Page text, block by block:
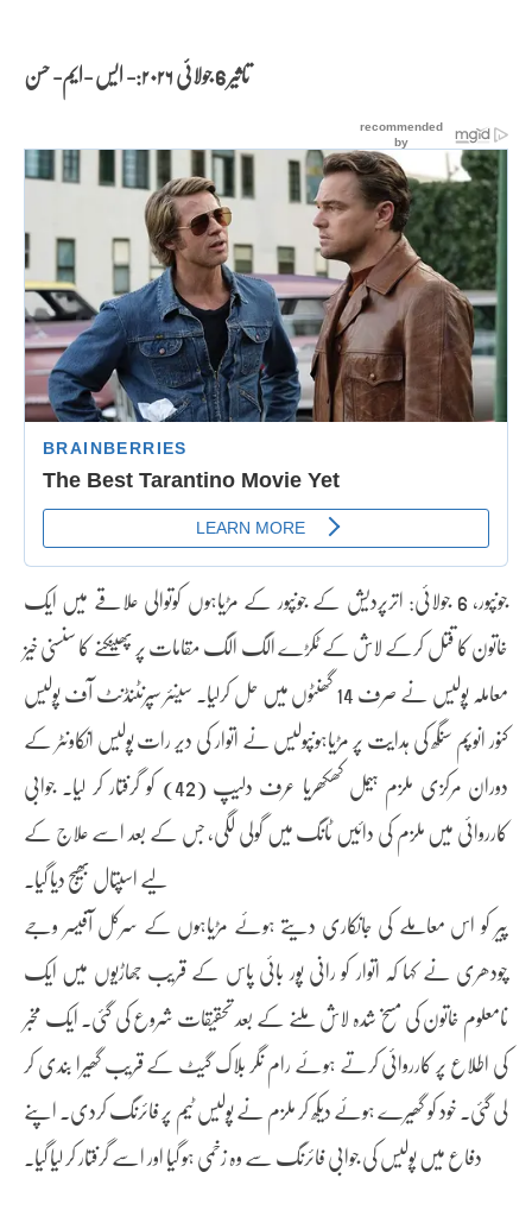
تاثیر 6 جولائی ۲۰۲۶:- ایس -ایم- حسن
جونپور، 6 جولائی: اترپردیش کے جونپور کے مڑیاہوں کوتوالی علاقے میں ایک
خاتون کا قتل کرکے لاش کے ٹکڑے الگ الگ مقامات پر پھینکنے کا سنسنی خیز
معاملہ پولیس نے صرف 14 گھنٹوں میں حل کرلیا۔ سینئر سپرنٹنڈنٹ آف پولیس
کنور انوپم سنگھ کی ہدایت پر مڑیاہوںپولیس نے اتوار کی دیر رات پولیس انکاونٹر کے
دوران مرکزی ملزم ہیمل کھکھریا عرف دلیپ (42) کو گرفتار کر لیا۔ جوابی
کارروائی میں ملزم کی دائیں ٹانگ میں گولی لگی، جس کے بعد اسے علاج کے
لیے اسپتال بھیج دیا گیا۔
پیر کو اس معاملے کی جانکاری دیتے ہوئے مڑیاہوں کے سرکل آفیسر وجے
چودھری نے کہا کہ اتوار کو رانی پور بائی پاس کے قریب جھاڑیوں میں ایک
نامعلوم خاتون کی مسخ شدہ لاش ملنے کے بعد تحقیقات شروع کی گئی۔ ایک مخبر
کی اطلاع پر کارروائی کرتے ہوئے رام نگر بلاک گیٹ کے قریب گھیرا بندی کر
لی گئی۔ خود کو گھیرے ہوئے دیکھ کر ملزم نے پولیس ٹیم پر فائرنگ کردی۔ اپنے
دفاع میں پولیس کی جوابی فائرنگ سے وہ زخمی ہو گیا اور اسے گرفتار کر لیا گیا۔